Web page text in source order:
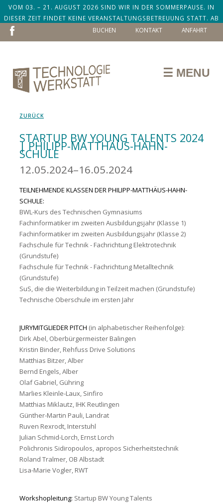
VOM 03. – 21. AUGUST 2026 SIND WIR IN DER SOMMERPAUSE. IN
DIESER ZEIT FINDET KEINE VERANSTALTUNGSBETREUUNG STATT. AB
DEM 24. AUGUST SIND WIR ZURÜCK!
NAVIGATION
ÜBERSPRINGEN
ANFAHRT
KONTAKT
BUCHEN
☰ MENU
STARTUP BW YOUNG TALENTS 2024
| PHILIPP-MATTHÄUS-HAHN-
SCHULE
12.05.2024–16.05.2024
TEILNEHMENDE KLASSEN DER PHILIPP-MATTHÄUS-HAHN-
SCHULE:
BWL-Kurs des Technischen Gymnasiums
Fachinformatiker im zweiten Ausbildungsjahr (Klasse 1)
Fachinformatiker im zweiten Ausbildungsjahr (Klasse 2)
Fachschule für Technik - Fachrichtung Elektrotechnik
(Grundstufe)
Fachschule für Technik - Fachrichtung Metalltechnik
(Grundstufe)
SuS, die die Weiterbildung in Teilzeit machen (Grundstufe)
Technische Oberschule im ersten Jahr
JURYMITGLIEDER PITCH (in alphabetischer Reihenfolge):
Dirk Abel, Oberbürgermeister Balingen
Kristin Binder, Rehfuss Drive Solutions
Matthias Bitzer, Alber
Bernd Engels, Alber
Olaf Gabriel, Gühring
Marlies Kleinle-Laux, Sinfiro
Matthias Miklautz, IHK Reutlingen
Günther-Martin Pauli, Landrat
Ruven Rexrodt, Interstuhl
Julian Schmid-Lorch, Ernst Lorch
Polichronis Sidiropoulos, apropos Sicherheitstechnik
Roland Tralmer, OB Albstadt
Lisa-Marie Vogler, RWT
Workshopleitung: Startup BW Young Talents
ZURÜCK